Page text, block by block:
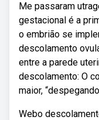
Me passaram
gestacional é a
o embrião se
descolamento
entre a parede
descolamento: O
maior,
Webo